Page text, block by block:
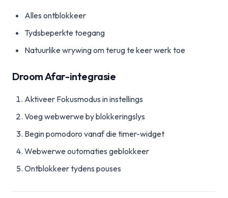
Alles ontblokkeer
Tydsbeperkte toegang
Natuurlike wrywing om terug te keer werk toe
Droom Afar-integrasie
Aktiveer Fokusmodus in instellings
Voeg webwerwe by blokkeringslys
Begin pomodoro vanaf die timer-widget
Webwerwe outomaties geblokkeer
Ontblokkeer tydens pouses